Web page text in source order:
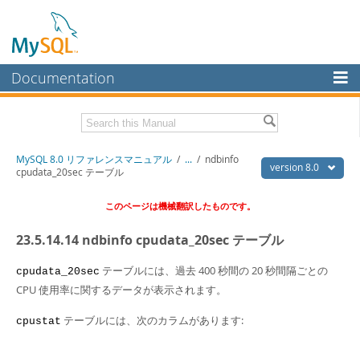
Documentation
MySQL Enterprise
Workbench
More
Download this Manual version 8.0
MySQL 8.0 リファレンスマニュアル / ... / ndbinfo
cpudata_20sec テーブル
このページは機械翻訳したものです。
23.5.14.14 ndbinfo cpudata_20sec テーブル
cpudata_20sec テーブルには、過去 400 秒間の 20 秒間隔ごとの
CPU 使用率に関するデータが表示されます。
cpustat テーブルには、次のカラムがあります: